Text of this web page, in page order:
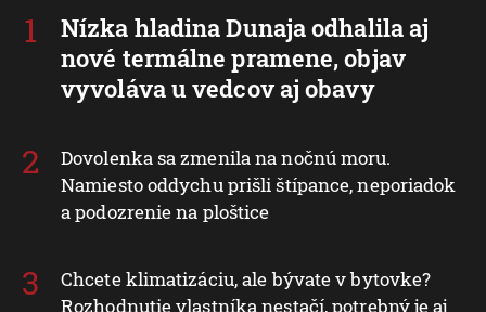
Nízka hladina Dunaja odhalila aj
nové termálne pramene, objav
vyvoláva u vedcov aj obavy
Dovolenka sa zmenila na nočnú moru.
Namiesto oddychu prišli štípance, neporiadok
a podozrenie na ploštice
Chcete klimatizáciu, ale bývate v bytovke?
Rozhodnutie vlastníka nestačí, potrebný je aj